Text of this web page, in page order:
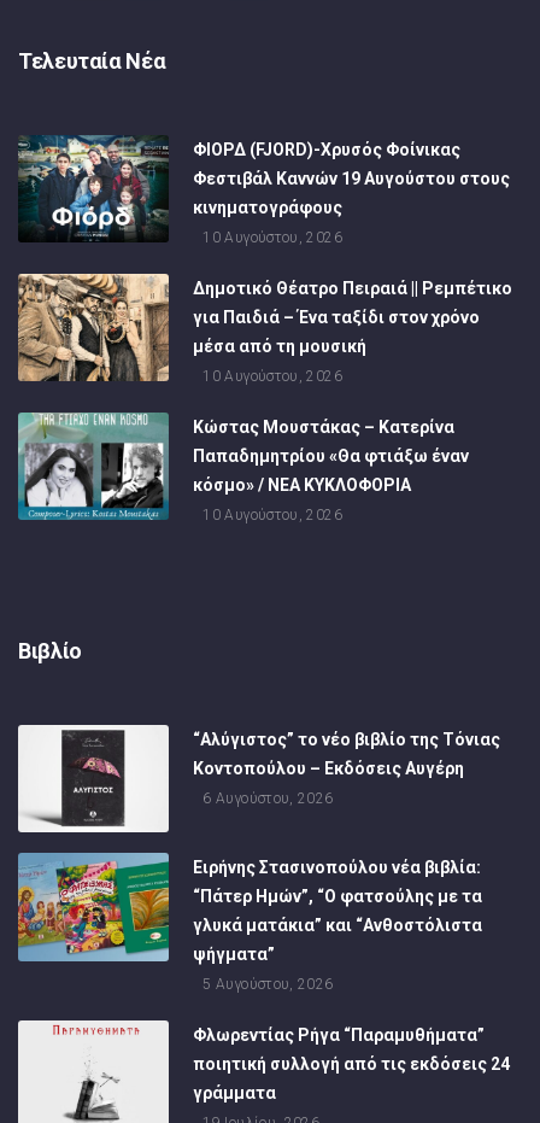
Τελευταία Νέα
ΦΙΟΡΔ (FJORD)-Χρυσός Φοίνικας
Φεστιβάλ Καννών 19 Αυγούστου στους
κινηματογράφους
10 Αυγούστου, 2026
Δημοτικό Θέατρο Πειραιά || Ρεμπέτικο
για Παιδιά – Ένα ταξίδι στον χρόνο
μέσα από τη μουσική
10 Αυγούστου, 2026
Κώστας Μουστάκας – Κατερίνα
Παπαδημητρίου «Θα φτιάξω έναν
κόσμο» / NEA KYΚΛΟΦΟΡΙΑ
10 Αυγούστου, 2026
Βιβλίο
“Αλύγιστος” το νέο βιβλίο της Τόνιας
Κοντοπούλου – Εκδόσεις Αυγέρη
6 Αυγούστου, 2026
Ειρήνης Στασινοπούλου νέα βιβλία:
“Πάτερ Ημών”, “Ο φατσούλης με τα
γλυκά ματάκια” και “Ανθοστόλιστα
ψήγματα”
5 Αυγούστου, 2026
Φλωρεντίας Ρήγα “Παραμυθήματα”
ποιητική συλλογή από τις εκδόσεις 24
γράμματα